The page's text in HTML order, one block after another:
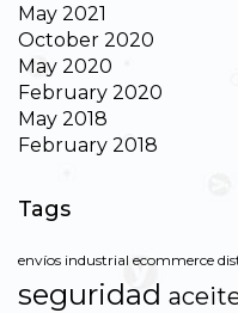
May 2021
October 2020
May 2020
February 2020
May 2018
February 2018
Tags
envíos industrial ecommerce
seguridad